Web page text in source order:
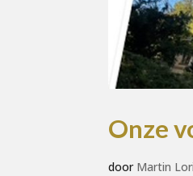
Onze
door Martin